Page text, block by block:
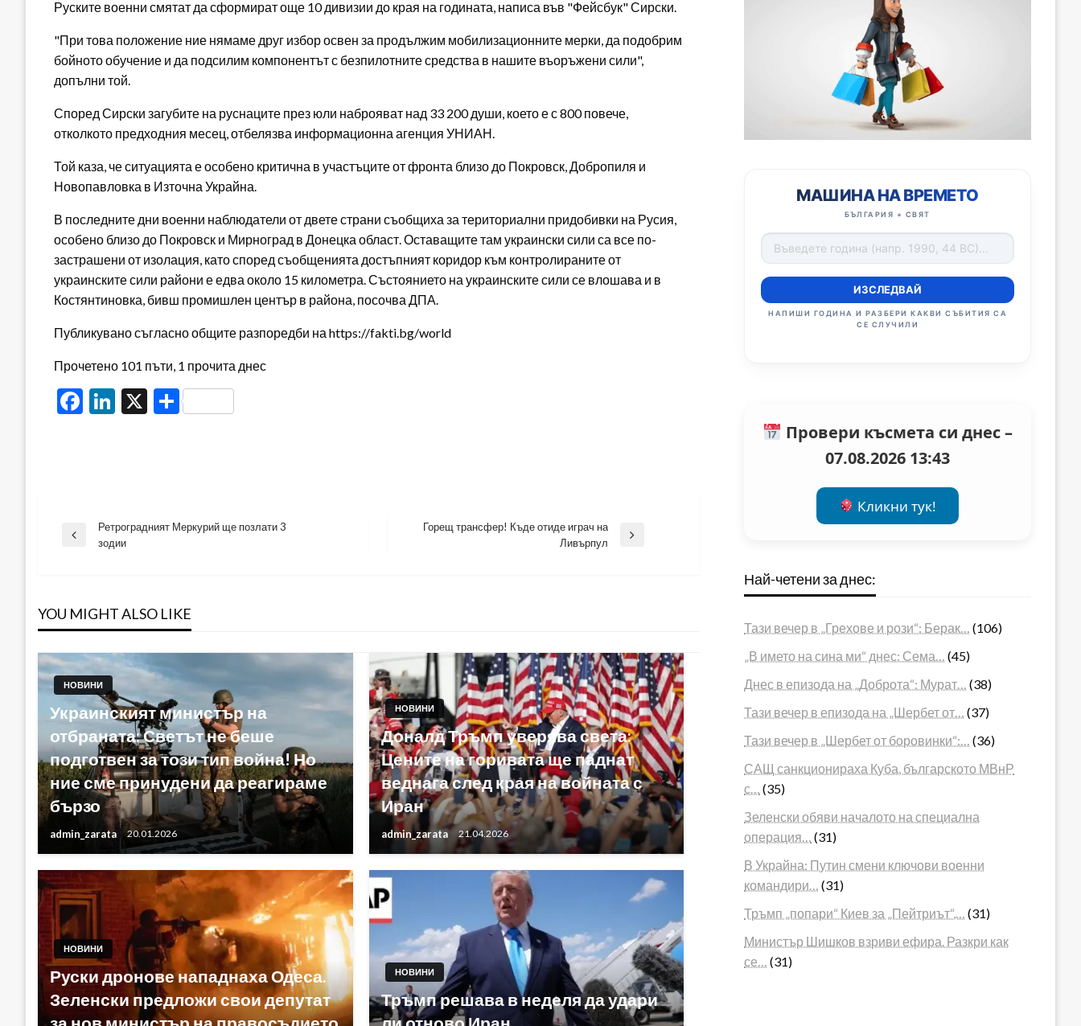
Руските военни смятат да сформират още 10 дивизии до края на годината, написа във "Фейсбук" Сирски.
"При това положение ние нямаме друг избор освен за продължим мобилизационните мерки, да подобрим
бойното обучение и да подсилим компонентът с безпилотните средства в нашите въоръжени сили",
допълни той.
Според Сирски загубите на руснаците през юли наброяват над 33 200 души, което е с 800 повече,
отколкото предходния месец, отбелязва информационна агенция УНИАН.
Той каза, че ситуацията е особено критична в участъците от фронта близо до Покровск, Добропиля и
Новопавловка в Източна Украйна.
В последните дни военни наблюдатели от двете страни съобщиха за териториални придобивки на Русия,
особено близо до Покровск и Мирноград в Донецка област. Оставащите там украински сили са все по-
застрашени от изолация, като според съобщенията достъпният коридор към контролираните от
украинските сили райони е едва около 15 километра. Състоянието на украинските сили се влошава и в
Костянтиновка, бивш промишлен център в района, посочва ДПА.
Публикувано съгласно общите разпоредби на https://fakti.bg/world
Прочетено 101 пъти, 1 прочита днес
Facebook
LinkedIn
X Share
Навигация
Previous
Ретроградният Меркурий ще позлати 3
зодии
Горещ трансфер! Къде отиде играч на
Ливърпул
YOU MIGHT ALSO LIKE
НОВИНИ
Украинският министър на
отбраната: Светът не беше
подготвен за този тип война! Но
ние сме принудени да реагираме
бързо
admin_zarata 20.01.2026
НОВИНИ
Доналд Тръмп уверява света:
Цените на горивата ще паднат
веднага след края на войната с
Иран
admin_zarata 21.04.2026
НОВИНИ
Руски дронове нападнаха Одеса.
Зеленски предложи свои депутат
НОВИНИ
Тръмп решава в неделя да удари
МАШИНА НА ВРЕМЕТО
БЪЛГАРИЯ + СВЯТ
ИЗСЛЕДВАЙ
НАПИШИ ГОДИНА И РАЗБЕРИ КАКВИ СЪБИТИЯ СА
СЕ СЛУЧИЛИ
Провери късмета си днес –
07.08.2026 13:43
Кликни тук!
Най-четени за днес:
Тази вечер в „Грехове и рози“: Берак…
(106)
„В името на сина ми“ днес: Сема…
(45)
Днес в епизода на „Доброта“: Мурат…
(38)
Тази вечер в епизода на „Шербет от…
(37)
Тази вечер в „Шербет от боровинки“:…
(36)
САЩ санкционираха Куба, българското МВнР
с…
(35)
Зеленски обяви началото на специална
операция…
(31)
В Украйна: Путин смени ключови военни
командири…
(31)
Тръмп „попари“ Киев за „Пейтриът“,…
(31)
Министър Шишков взриви ефира. Разкри как
се…
(31)